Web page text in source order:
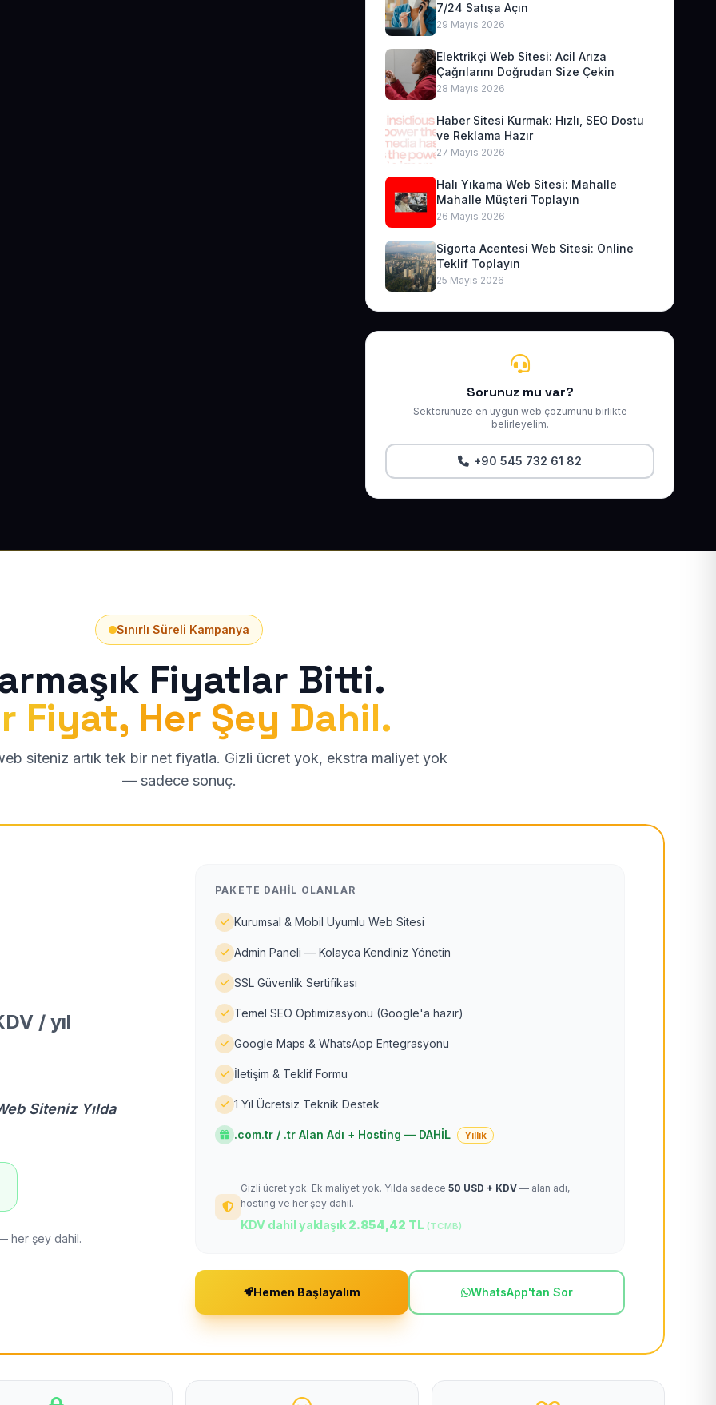
7/24 Satışa Açın
29 Mayıs 2026
Elektrikçi Web Sitesi: Acil Arıza
Çağrılarını Doğrudan Size Çekin
28 Mayıs 2026
Haber Sitesi Kurmak: Hızlı, SEO Dostu
ve Reklama Hazır
27 Mayıs 2026
Halı Yıkama Web Sitesi: Mahalle
Mahalle Müşteri Toplayın
26 Mayıs 2026
Sigorta Acentesi Web Sitesi: Online
Teklif Toplayın
25 Mayıs 2026
Sorunuz mu var?
Sektörünüze en uygun web çözümünü birlikte
belirleyelim.
+90 545 732 61 82
Sınırlı Süreli Kampanya
Fiyatlar Bitti.
Fiyat, Her Şey Dahil.
siteniz artık tek bir net fiyatla. Gizli ücret yok, ekstra maliyet yok
— sadece sonuç.
/ yıl
Siteniz Yılda
her şey dahil.
PAKETE DAHIL OLANLAR
Kurumsal & Mobil Uyumlu Web Sitesi
Admin Paneli — Kolayca Kendiniz Yönetin
SSL Güvenlik Sertifikası
Temel SEO Optimizasyonu (Google'a hazır)
Google Maps & WhatsApp Entegrasyonu
İletişim & Teklif Formu
1 Yıl Ücretsiz Teknik Destek
.com.tr / .tr Alan Adı + Hosting — DAHİL Yıllık
Gizli ücret yok. Ek maliyet yok. Yılda sadece 50 USD + KDV — alan adı,
hosting ve her şey dahil.
KDV dahil yaklaşık 2.854,42 TL (TCMB)
Hemen Başlayalım WhatsApp'tan Sor